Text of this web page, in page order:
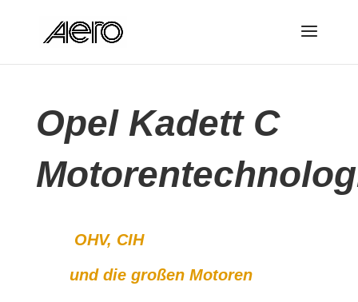
Opel Kadett C
OHV, CIH
und die großen Motoren